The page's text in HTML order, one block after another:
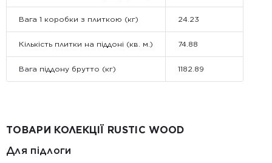
Вага 1 коробки з плиткою (кг) 24.23
Кількість плитки на піддоні (кв. м.) 74.88
Вага піддону брутто (кг) 1182.89
ТОВАРИ КОЛЕКЦІЇ RUSTIC WOOD
Для підлоги